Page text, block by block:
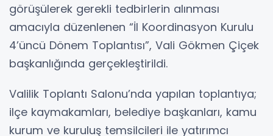
görüşülerek gerekli tedbirlerin alınması
amacıyla düzenlenen “İl Koordinasyon Kurulu
4’üncü Dönem Toplantısı”, Vali Gökmen Çiçek
başkanlığında gerçekleştirildi.
Valilik Toplantı Salonu’nda yapılan toplantıya;
ilçe kaymakamları, belediye başkanları, kamu
kurum ve kuruluş temsilcileri ile yatırımcı